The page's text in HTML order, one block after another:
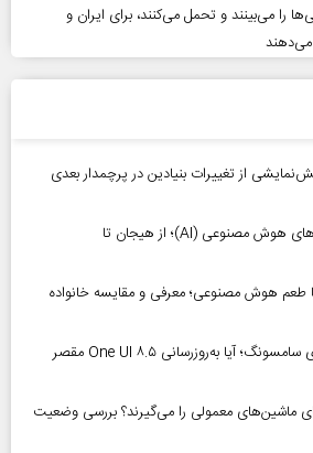
را می‌بینند و تحمل می‌کنند، برای ایران و
می‌دهند
اولترا؛ پیش‌نمایشی از تغییرات بنیادین در پرچمدار بعدی
رشد خیره‌کننده بازار توکن‌های هوش مصنوعی (AI)؛ از هیجان تا
طعم هوش مصنوعی؛ معرفی و مقایسه خانواده
بحران باتری در گوشی‌های سامسونگ؛ آیا به‌روزرسانی One UI ۸.۵ مقصر
ماشین‌های معمولی را می‌گیرند؟ بررسی وضعیت